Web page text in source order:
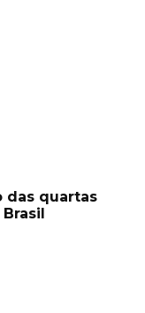
das quartas